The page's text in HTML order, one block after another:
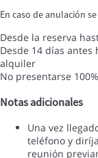
En caso de anulación
Desde la reserva
Desde 14 días antes
alquiler
No presentarse
Notas adicionales
Una vez
teléfono y
reunión